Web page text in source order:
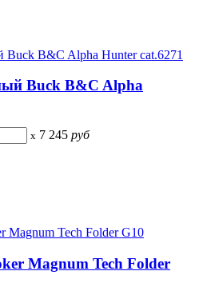
Buck B&C Alpha
x 7 245 руб
Magnum Tech Folder